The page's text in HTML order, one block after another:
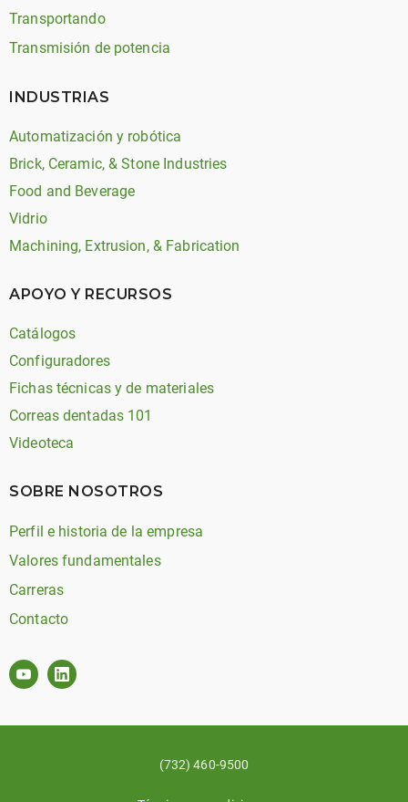
Transportando
Transmisión de potencia
INDUSTRIAS
Automatización y robótica
Brick, Ceramic, & Stone Industries
Food and Beverage
Vidrio
Machining, Extrusion, & Fabrication
APOYO Y RECURSOS
Catálogos
Configuradores
Fichas técnicas y de materiales
Correas dentadas 101
Videoteca
SOBRE NOSOTROS
Perfil e historia de la empresa
Valores fundamentales
Carreras
Contacto
(732) 460-9500